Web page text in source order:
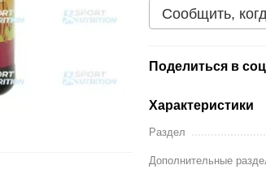
Сообщить,
Поделиться в
Характеристики
Раздел
Дополнительные